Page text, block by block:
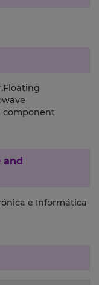
component
and
e Informática